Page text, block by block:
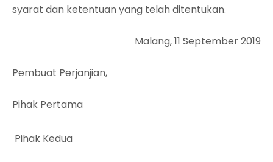
syarat dan ketentuan yang telah ditentukan.
Malang, 11 September 2019
Pembuat Perjanjian,
Pihak Pertama
Pihak Kedua